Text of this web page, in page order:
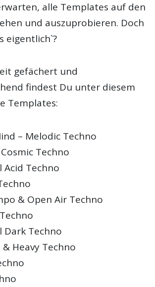
alle Templates auf den
und auszuprobieren. Doch
eigentlich`?
gefächert und
findest Du unter diesem
Templates:
– Melodic Techno
Techno
Acid Techno
& Open Air Techno
Dark Techno
Heavy Techno